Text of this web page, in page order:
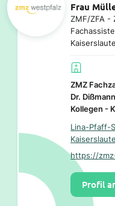
Frau
ZMF/ZFA -
ZMZ
Dr.
Kollegen -
Lina-Pfaff-
https://
Profil